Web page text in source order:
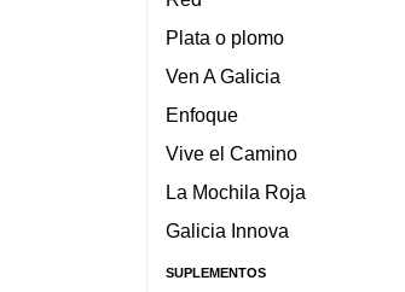
Plata o plomo
Ven A Galicia
Enfoque
Vive el Camino
La Mochila Roja
Galicia Innova
SUPLEMENTOS